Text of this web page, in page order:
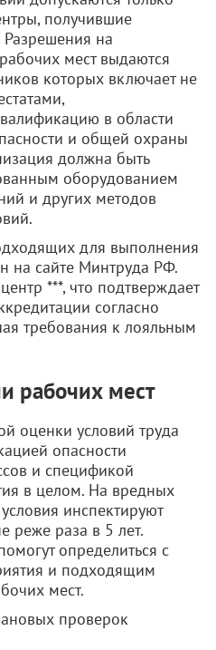
получившие
Разрешения на
мест выдаются
которых включает не
в области
и общей охраны
должна быть
оборудованием
и других методов
для выполнения
на сайте Минтруда РФ.
***, что подтверждает
согласно
требования к лояльным
рабочих мест
оценки условий труда
опасности
и спецификой
в целом. На вредных
инспектируют
реже раза в 5 лет.
определиться с
и подходящим
мест.
проверок